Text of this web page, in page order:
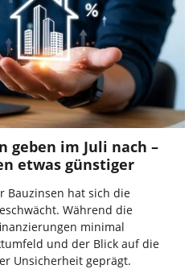
geben im Juli nach –
etwas günstiger
Bauzinsen hat sich die
Während die
minimal
und der Blick auf die
Unsicherheit geprägt.